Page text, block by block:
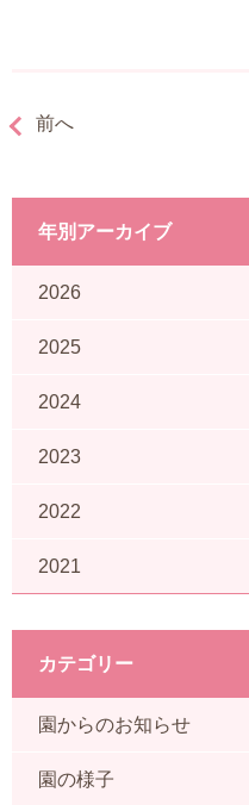
前へ
年別アーカイブ
2026
2025
2024
2023
2022
2021
カテゴリー
園からのお知らせ
園の様子